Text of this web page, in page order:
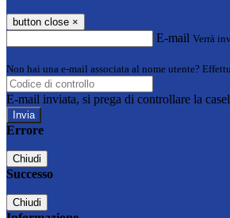
button close ×
E-mail Verrà
Non hai una e-mail associata al nome utente?
E-mail inviata, si prega di controllare la
Errore
Chiudi
Successo
Chiudi